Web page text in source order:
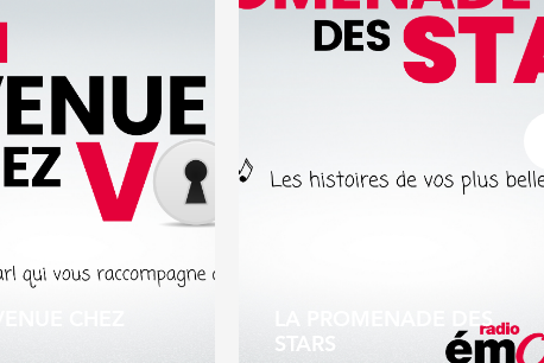
LA PROMENADE DES
STARS